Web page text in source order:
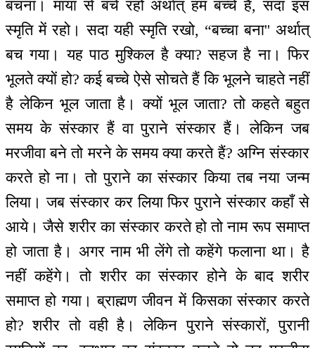
बचना। माया से बचे रहो अर्थात् हम बच्चे हैं, सदा इस
स्मृति में रहो। सदा यही स्मृति रखो, “बच्चा बना'' अर्थात्
बच गया। यह पाठ मुश्किल है क्या? सहज है ना। फिर
भूलते क्यों हो? कई बच्चे ऐसे सोचते हैं कि भूलने चाहते नहीं
है लेकिन भूल जाता है। क्यों भूल जाता? तो कहते बहुत
समय के संस्कार हैं वा पुराने संस्कार हैं। लेकिन जब
मरजीवा बने तो मरने के समय क्या करते हैं? अग्नि संस्कार
करते हो ना। तो पुराने का संस्कार किया तब नया जन्म
लिया। जब संस्कार कर लिया फिर पुराने संस्कार कहाँ से
आये। जैसे शरीर का संस्कार करते हो तो नाम रूप समाप्त
हो जाता है। अगर नाम भी लेंगे तो कहेंगे फलाना था। है
नहीं कहेंगे। तो शरीर का संस्कार होने के बाद शरीर
समाप्त हो गया। ब्राह्मण जीवन में किसका संस्कार करते
हो? शरीर तो वही है। लेकिन पुराने संस्कारों, पुरानी